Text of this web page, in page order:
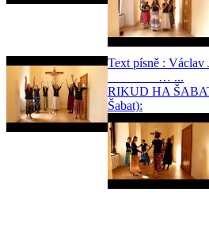
Text písně :
… ...
RIKUD HA
Šabat):